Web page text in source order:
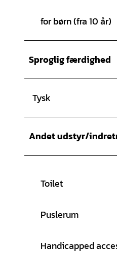
for børn (fra 10 år)
Sproglig færdighed
Tysk
Andet udstyr/
Toilet
Puslerum
Handicapped